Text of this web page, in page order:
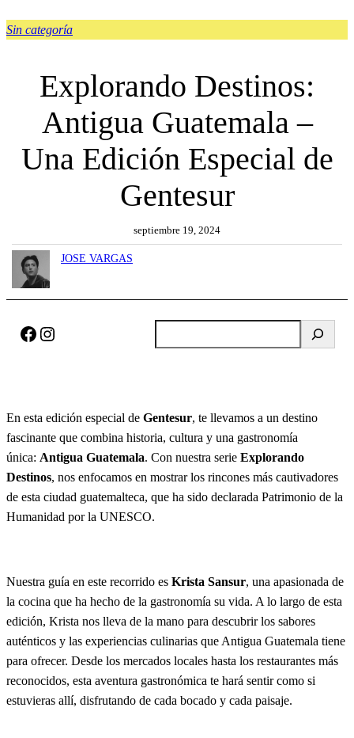
Sin categoría
Explorando Destinos:
Antigua Guatemala –
Una Edición Especial de
Gentesur
septiembre 19, 2024
JOSE VARGAS
Facebook Instagram
u
r
En esta edición especial de Gentesur, te llevamos a un destino
fascinante que combina historia, cultura y una gastronomía
única: Antigua Guatemala. Con nuestra serie Explorando
Destinos, nos enfocamos en mostrar los rincones más cautivadores
de esta ciudad guatemalteca, que ha sido declarada Patrimonio de la
Humanidad por la UNESCO.
Nuestra guía en este recorrido es Krista Sansur, una apasionada de
la cocina que ha hecho de la gastronomía su vida. A lo largo de esta
edición, Krista nos lleva de la mano para descubrir los sabores
auténticos y las experiencias culinarias que Antigua Guatemala tiene
para ofrecer. Desde los mercados locales hasta los restaurantes más
reconocidos, esta aventura gastronómica te hará sentir como si
estuvieras allí, disfrutando de cada bocado y cada paisaje.